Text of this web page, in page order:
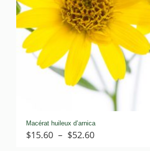
Macérat huileux d’arnica
$15.60 – $52.60Plage